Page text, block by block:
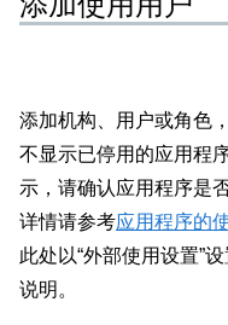
添加机构、用户或角色
不显示已停用的应用程
示，请确认应用程序是
详情请参考应用程序的
此处以“外部使用设置”
说明。